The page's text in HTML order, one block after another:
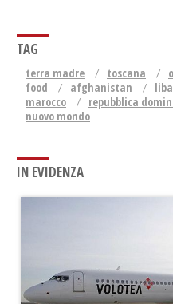
TAG
terra madre toscana
food
afghanistan
marocco
repubblica
nuovo mondo
IN EVIDENZA